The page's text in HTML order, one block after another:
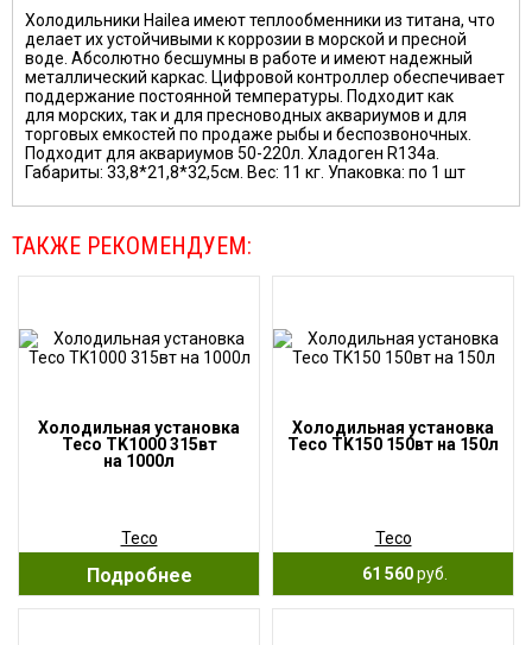
Холодильники Hailea имеют теплообменники из титана, что
делает их устойчивыми к коррозии в морской и пресной
воде. Абсолютно бесшумны в работе и имеют надежный
металлический каркас. Цифровой контроллер обеспечивает
поддержание постоянной температуры. Подходит как
для морских, так и для пресноводных аквариумов и для
торговых емкостей по продаже рыбы и беспозвоночных.
Подходит для аквариумов 50-220л. Хладоген R134a.
Габариты: 33,8*21,8*32,5см. Вес: 11 кг. Упаковка: по 1 шт
ТАКЖЕ РЕКОМЕНДУЕМ:
Холодильная установка
Teco TK1000 315вт
на 1000л
Teco
Подробнее
Холодильная установка
Teco TK150 150вт на 150л
Teco
61 560руб.